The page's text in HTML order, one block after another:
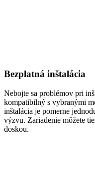
Bezplatná inštalácia
Nebojte sa problémov pri
kompatibilný s vybranými
inštalácia je pomerne
výzvu. Zariadenie môžete
doskou.